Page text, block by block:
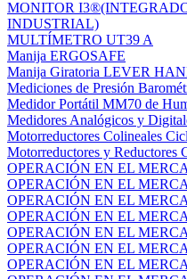
MONITOR
INDUSTRIAL)
MULTÍMETRO UT39 A
Manija ERGOSAFE
Manija Giratoria LEVER
Mediciones de Presión
Medidor Portátil MM70 de
Medidores Analógicos y
Motorreductores Colineales
Motorreductores y Reductores
OPERACIÓN EN EL
OPERACIÓN EN EL
OPERACIÓN EN EL
OPERACIÓN EN EL
OPERACIÓN EN EL
OPERACIÓN EN EL
OPERACIÓN EN EL